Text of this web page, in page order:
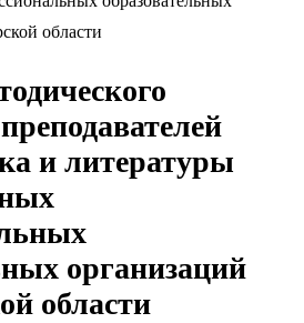
области
и литературы
организаций
области